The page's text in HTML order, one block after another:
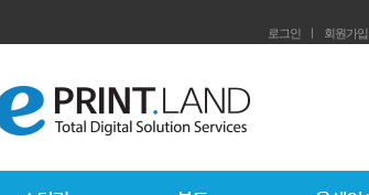
로그인 ㅣ 회원가입